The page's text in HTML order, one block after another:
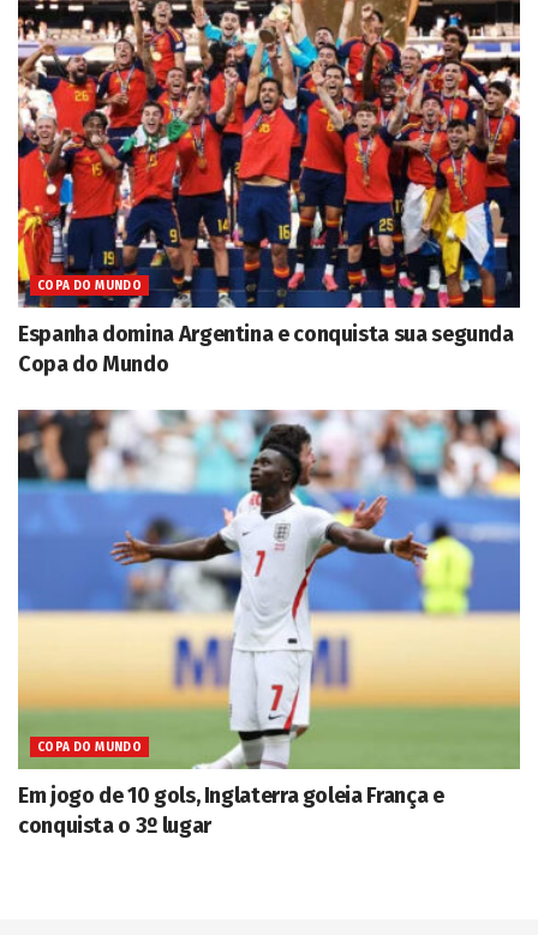
COPA DO MUNDO
Espanha domina Argentina e conquista sua segunda
Copa do Mundo
COPA DO MUNDO
Em jogo de 10 gols, Inglaterra goleia França e
conquista o 3º lugar